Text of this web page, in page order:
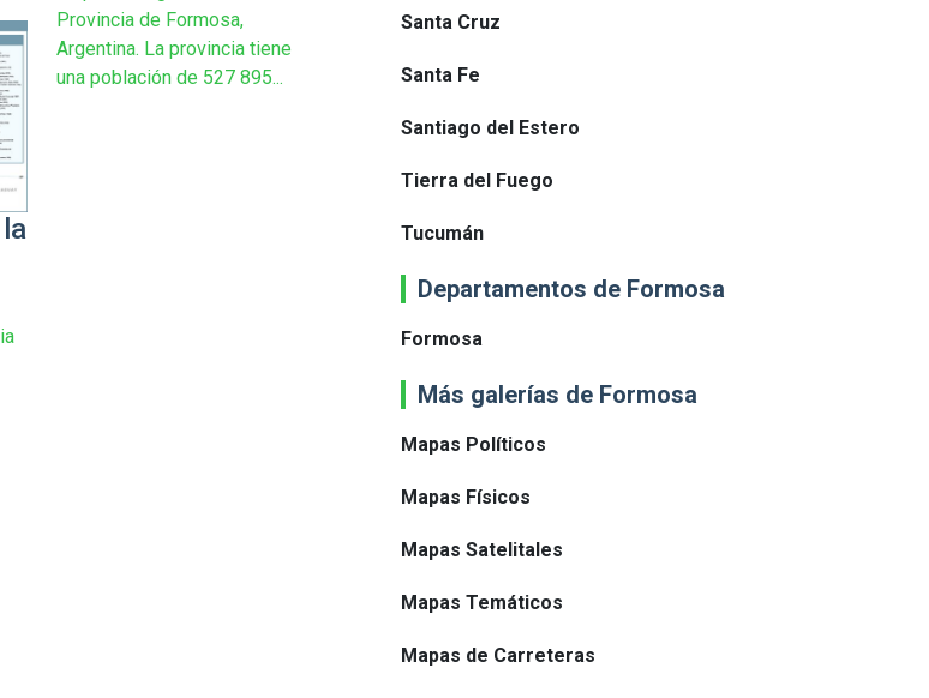
Provincia de Formosa,
Argentina. La provincia tiene
una población de 527 895...
Santa Cruz
Santa Fe
Santiago del Estero
Tierra del Fuego
Tucumán
Departamentos de Formosa
Formosa
Más galerías de Formosa
Mapas Políticos
Mapas Físicos
Mapas Satelitales
Mapas Temáticos
Mapas de Carreteras